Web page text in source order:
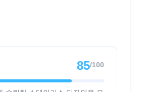
85/100